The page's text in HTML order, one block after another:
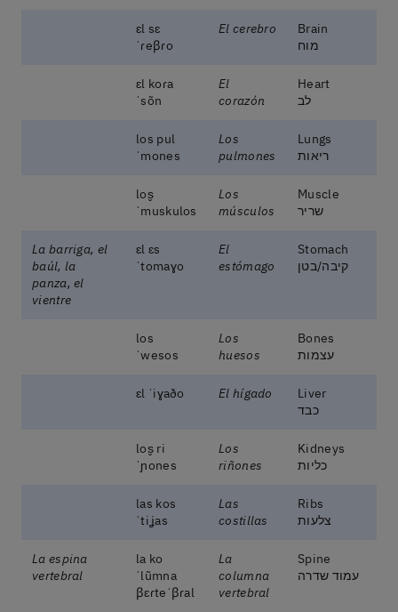
Brain
מוח
El cerebro
ɛl sɛ
ˈɾeβɾo
Heart
לב
El
corazón
ɛl koɾa
ˈsõn
Lungs
ריאות
Los
pulmones
los pul
ˈmones
Muscle
שריר
Los
músculos
los̬
ˈmuskulos
Stomach
קיבה/בטן
El
estómago
ɛl ɛs
ˈtomaɣo
La barriga, el
baúl, la
panza, el
vientre
Bones
עצמות
Los
huesos
los
ˈwesos
Liver
כבד
El hígado
ɛl ˈiɣaðo
Kidneys
כליות
Los
riñones
los̬ ri
ˈɲones
Ribs
צלעות
Las
costillas
las kos
ˈtiʝas
Spine
עמוד שדרה
La
columna
vertebral
la ko
ˈlũmna
βɛɾteˈβɾal
La espina
vertebral